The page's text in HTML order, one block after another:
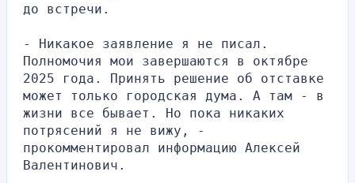
до встречи.
- Никакое заявление я не писал.
Полномочия мои завершаются в октябре
2025 года. Принять решение об отставке
может только городская дума. А там - в
жизни все бывает. Но пока никаких
потрясений я не вижу, -
прокомментировал информацию Алексей
Валентинович.